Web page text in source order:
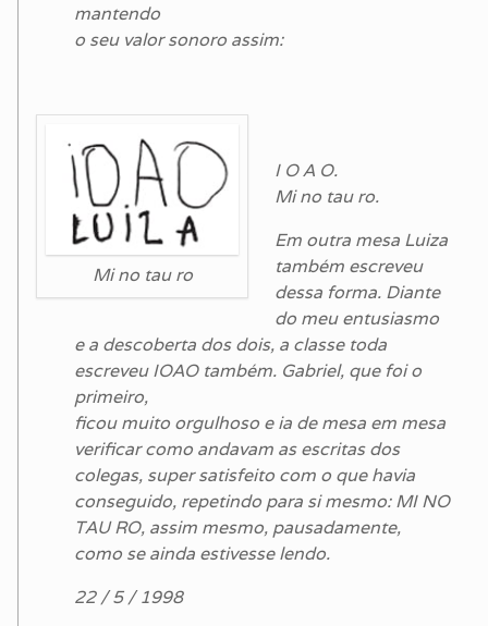
mantendo
o seu valor sonoro assim:
Mi no tau ro
I O A O.
Mi no tau ro.
Em outra mesa Luiza
também escreveu
dessa forma. Diante
do meu entusiasmo
e a descoberta dos dois, a classe toda
escreveu IOAO também. Gabriel, que foi o
primeiro,
ficou muito orgulhoso e ia de mesa em mesa
verificar como andavam as escritas dos
colegas, super satisfeito com o que havia
conseguido, repetindo para si mesmo: MI NO
TAU RO, assim mesmo, pausadamente,
como se ainda estivesse lendo.
22 / 5 / 1998